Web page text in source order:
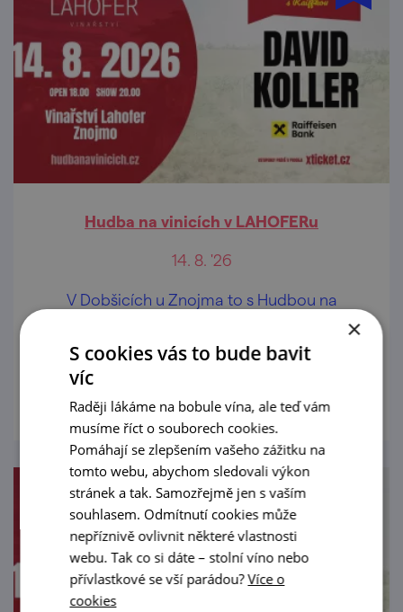
Hudba na vinicích v LAHOFERu
14. 8. '26
V Dobšicích u Znojma to s Hudbou na
zahájíme už 7. rok vzájemné spolupráce!
×
S cookies vás to bude bavit
víc
Raději lákáme na bobule vína, ale teď vám
musíme říct o souborech cookies.
Pomáhají se zlepšením vašeho zážitku na
tomto webu, abychom sledovali výkon
stránek a tak. Samozřejmě jen s vaším
souhlasem. Odmítnutí cookies může
nepříznivě ovlivnit některé vlastnosti
webu. Tak co si dáte – stolní víno nebo
přívlastkové se vší parádou?Více o
cookies